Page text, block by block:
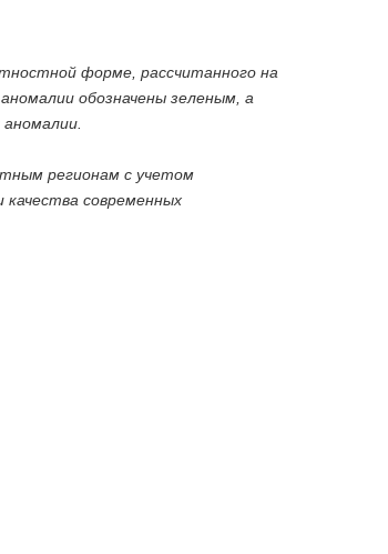
форме, рассчитанного на
обозначены зеленым, а
регионам с учетом
современных